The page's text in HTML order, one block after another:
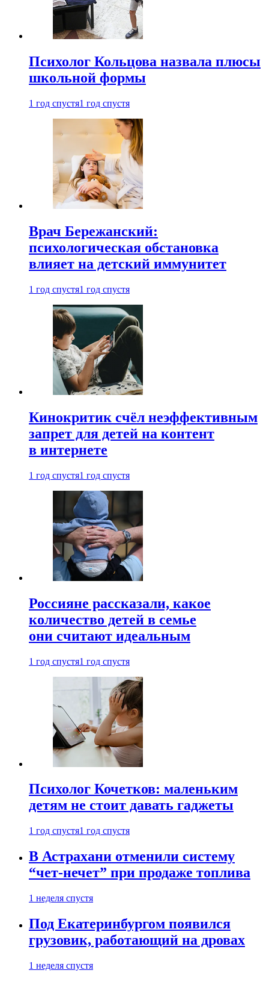
Психолог Кольцова назвала плюсы
школьной формы
1 год спустя1 год спустя
Врач Бережанский:
психологическая обстановка
влияет на детский иммунитет
1 год спустя1 год спустя
Кинокритик счёл неэффективным
запрет для детей на контент
в интернете
1 год спустя1 год спустя
Россияне рассказали, какое
количество детей в семье
они считают идеальным
1 год спустя1 год спустя
Психолог Кочетков: маленьким
детям не стоит давать гаджеты
1 год спустя1 год спустя
В Астрахани отменили систему
“чет-нечет” при продаже топлива
1 неделя спустя
Под Екатеринбургом появился
грузовик, работающий на дровах
1 неделя спустя